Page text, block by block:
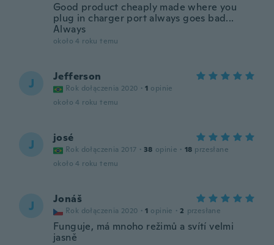
Good product cheaply made where you
plug in charger port always goes bad...
Always
około 4 roku temu
J Jefferson
Rok dołączenia 2020 · 1 opinie
około 4 roku temu
J josé
Rok dołączenia 2017 · 38 opinie · 18 przesłane
około 4 roku temu
J Jonáš
Rok dołączenia 2020 · 1 opinie · 2 przesłane
Funguje, má mnoho režimů a svítí velmi
jasně